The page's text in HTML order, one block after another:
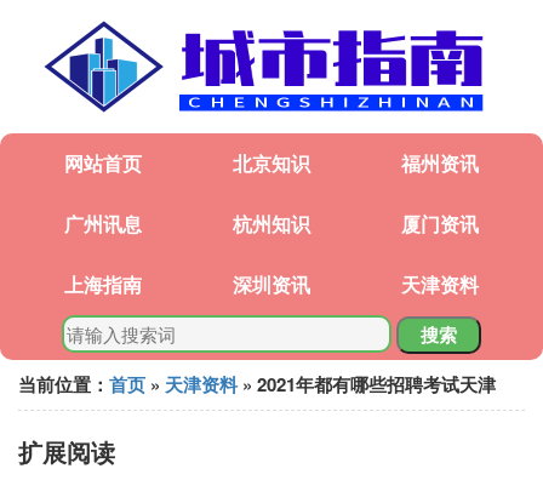
网站首页 北京知识 福州资讯
广州讯息 杭州知识 厦门资讯
上海指南 深圳资讯 天津资料
搜索
当前位置： 首页 » 天津资料 » 2021年都有哪些招聘考试天津
扩展阅读